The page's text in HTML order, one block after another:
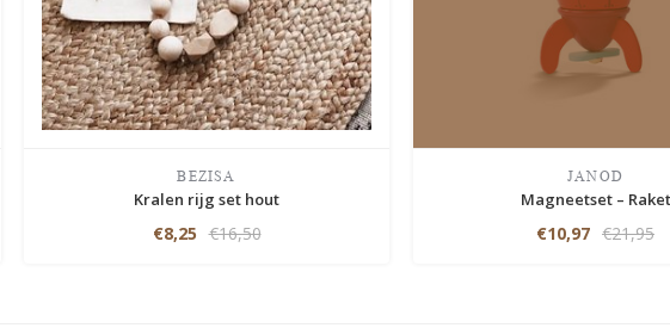
BEZISA
Kralen rijg set hout
€8,25 €16,50
JANOD
Magneetset – Raket
€10,97 €21,95